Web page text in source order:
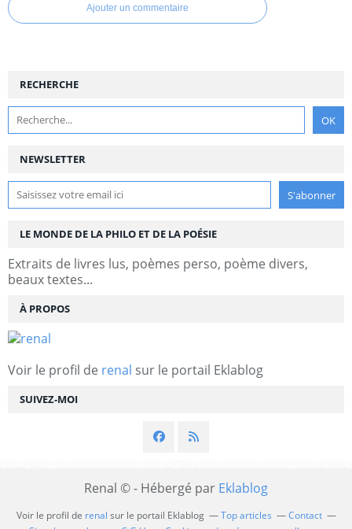
Ajouter un commentaire
NEWSLETTER
SUIVEZ-MOI
RECHERCHE
LE MONDE DE LA PHILO ET DE LA POÉSIE
Extraits de livres lus, poèmes perso, poème divers,
beaux textes...
À PROPOS
Voir le profil de renal sur le portail Eklablog
Renal © - Hébergé par Eklablog
Voir le profil de renal sur le portail Eklablog Top articles
Contact